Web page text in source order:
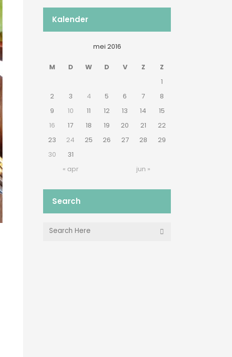
Kalender
mei 2016
M D W D V Z Z
« apr jun »
1
2
3 4 5 6 7
8
9
10 11 12 13 14
15
16
17 18 19 20 21
22
23
24 25 26 27 28
29
30
31
Search